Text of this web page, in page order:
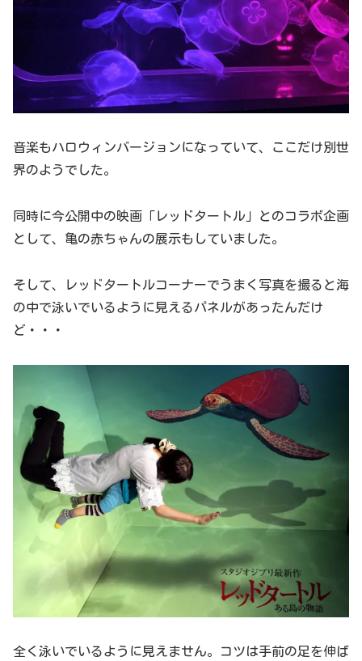
音楽もハロウィンバージョンになっていて、ここだけ別世
界のようでした。
同時に今公開中の映画「レッドタートル」とのコラボ企画
として、亀の赤ちゃんの展示もしていました。
そして、レッドタートルコーナーでうまく写真を撮ると海
の中で泳いでいるように見えるパネルがあったんだけ
ど・・・
全く泳いでいるように見えません。コツは手前の足を伸ば